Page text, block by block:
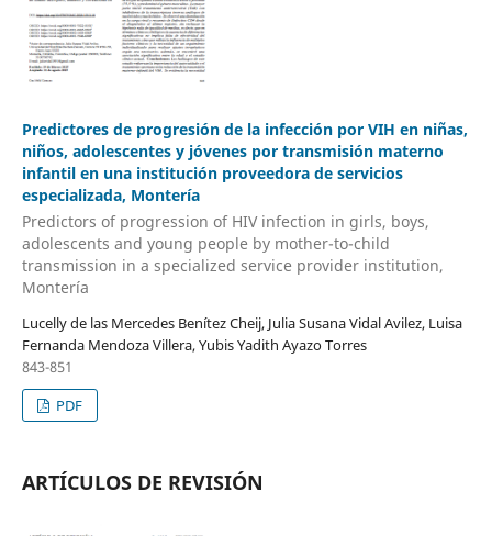
Predictores de progresión de la infección por VIH en niñas,
niños, adolescentes y jóvenes por transmisión materno
infantil en una institución proveedora de servicios
especializada, Montería
Predictors of progression of HIV infection in girls, boys,
adolescents and young people by mother-to-child
transmission in a specialized service provider institution,
Montería
Lucelly de las Mercedes Benítez Cheij, Julia Susana Vidal Avilez, Luisa
Fernanda Mendoza Villera, Yubis Yadith Ayazo Torres
843-851
PDF
ARTÍCULOS DE REVISIÓN